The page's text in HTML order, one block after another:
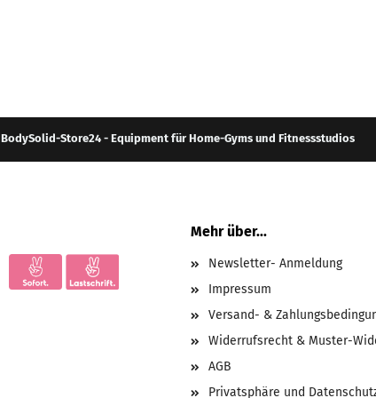
BodySolid-Store24 - Equipment für Home-Gyms und Fitnessstudios
Mehr über...
Newsletter- Anmeldung
Impressum
Versand- &
Widerrufsrecht & Muster-
AGB
Privatsphäre und